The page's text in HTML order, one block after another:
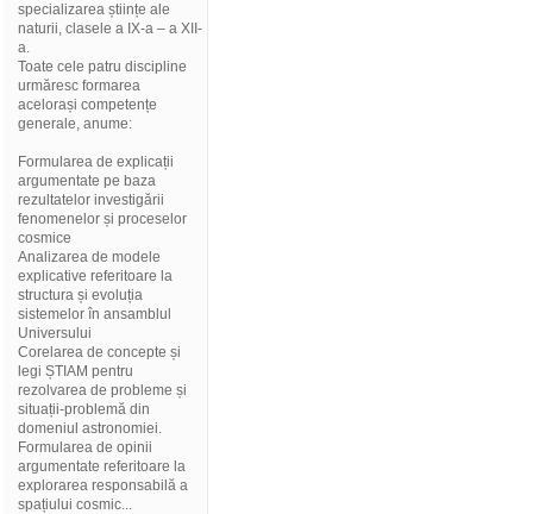
specializarea științe ale
naturii, clasele a IX-a – a XII-
a.
Toate cele patru discipline
urmăresc formarea
acelorași competențe
generale, anume:
Formularea de explicații
argumentate pe baza
rezultatelor investigării
fenomenelor și proceselor
cosmice
Analizarea de modele
explicative referitoare la
structura și evoluția
sistemelor în ansamblul
Universului
Corelarea de concepte și
legi ȘTIAM pentru
rezolvarea de probleme și
situații-problemă din
domeniul astronomiei.
Formularea de opinii
argumentate referitoare la
explorarea responsabilă a
spațiului cosmic...